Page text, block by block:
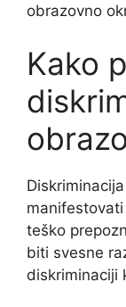
obrazovno
Kako
teško
biti svesne
diskriminaciji